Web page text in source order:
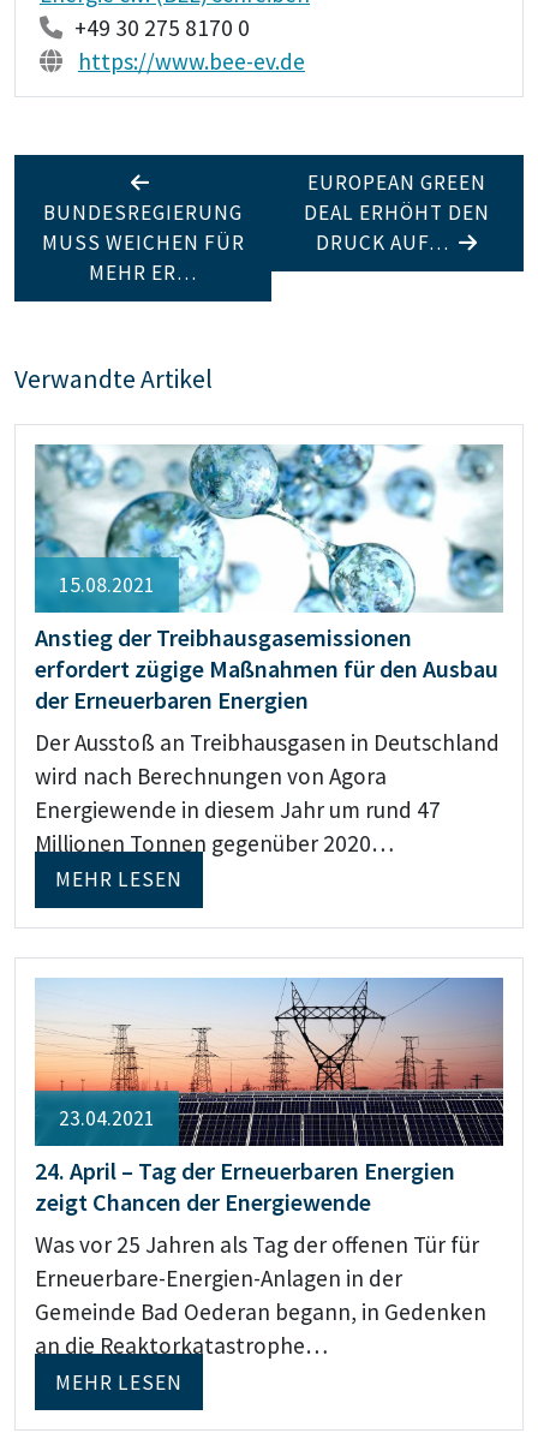
+49 30 275 8170 0
https://www.bee-ev.de
BUNDESREGIERUNG
MUSS WEICHEN FÜR
MEHR ER…
EUROPEAN GREEN
DEAL ERHÖHT DEN
DRUCK AUF…
Verwandte Artikel
15.08.2021
Anstieg der Treibhausgasemissionen
erfordert zügige Maßnahmen für den Ausbau
der Erneuerbaren Energien
Der Ausstoß an Treibhausgasen in Deutschland
wird nach Berechnungen von Agora
Energiewende in diesem Jahr um rund 47
Millionen Tonnen gegenüber 2020…
MEHR LESEN
23.04.2021
24. April – Tag der Erneuerbaren Energien
zeigt Chancen der Energiewende
Was vor 25 Jahren als Tag der offenen Tür für
Erneuerbare-Energien-Anlagen in der
Gemeinde Bad Oederan begann, in Gedenken
an die Reaktorkatastrophe…
MEHR LESEN